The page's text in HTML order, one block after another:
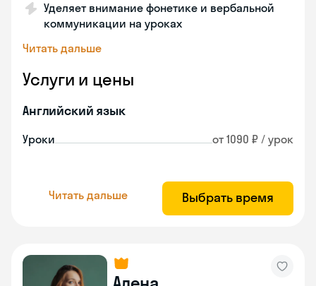
Уделяет внимание фонетике и вербальной
коммуникации на уроках
Читать дальше
Услуги и цены
Английский язык
Уроки от 1090 ₽ / урок
Читать дальше Выбрать время